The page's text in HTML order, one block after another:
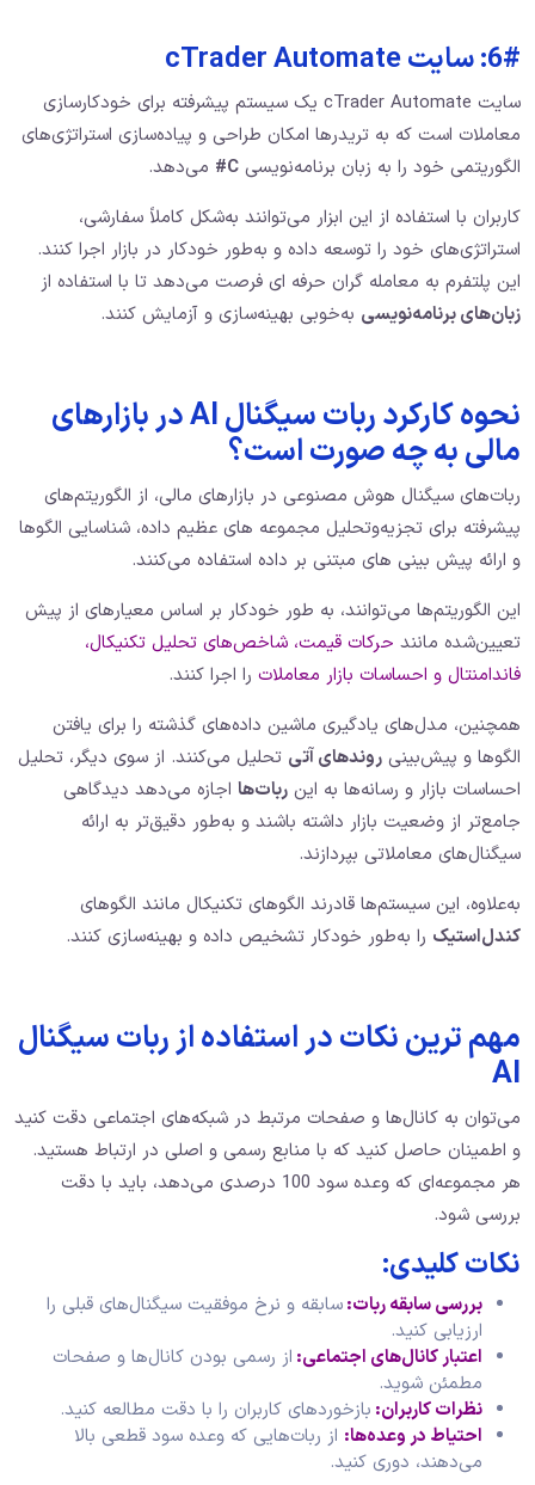
6#: سایت cTrader Automate
سایت cTrader Automate یک سیستم پیشرفته برای خودکارسازی
معاملات است که به تریدرها امکان طراحی و پیاده‌سازی استراتژی‌های
الگوریتمی خود را به زبان برنامه‌نویسی C#
می‌دهد.
کاربران با استفاده از این ابزار می‌توانند به‌شکل کاملاً سفارشی،
استراتژی‌های خود را توسعه داده و به‌طور خودکار در بازار اجرا کنند.
این پلتفرم به معامله‌ گران حرفه‌ ای فرصت می‌دهد تا با استفاده از
زبان‌های برنامه‌نویسی به‌خوبی بهینه‌سازی و آزمایش کنند.
نحوه کارکرد ربات سیگنال AI در بازارهای
مالی به چه صورت است؟
ربات‌های سیگنال هوش مصنوعی در بازارهای مالی، از الگوریتم‌های
پیشرفته برای تجزیه‌وتحلیل مجموعه‌ های عظیم داده، شناسایی الگوها
و ارائه پیش‌ بینی‌ های مبتنی بر داده استفاده می‌کنند.
این الگوریتم‌ها می‌توانند، به‌ طور خودکار بر اساس معیارهای از پیش
تعیین‌شده مانند حرکات قیمت، شاخص‌های تحلیل تکنیکال،
فاندامنتال و احساسات بازار معاملات را اجرا کنند.
همچنین، مدل‌های یادگیری ماشین داده‌های گذشته را برای یافتن
الگوها و پیش‌بینی روندهای آتی تحلیل می‌کنند. از سوی دیگر، تحلیل
احساسات بازار و رسانه‌ها به این ربات‌ها اجازه می‌دهد دیدگاهی
جامع‌تر از وضعیت بازار داشته باشند و به‌طور دقیق‌تر به ارائه
سیگنال‌های معاملاتی بپردازند.
به‌علاوه، این سیستم‌ها قادرند الگوهای تکنیکال مانند الگوهای
کندل‌استیک را به‌طور خودکار تشخیص داده و بهینه‌سازی کنند.
مهم ترین نکات در استفاده از ربات سیگنال
AI
می‌توان به کانال‌ها و صفحات مرتبط در شبکه‌های اجتماعی دقت کنید
و اطمینان حاصل کنید که با منابع رسمی و اصلی در ارتباط هستید.
هر مجموعه‌ای که وعده سود 100 درصدی می‌دهد، باید با دقت
بررسی شود.
نکات کلیدی:
بررسی سابقه ربات:سابقه و نرخ موفقیت سیگنال‌های قبلی را
ارزیابی کنید.
اعتبار کانال‌های اجتماعی: از رسمی بودن کانال‌ها و صفحات
مطمئن شوید.
نظرات کاربران: بازخوردهای کاربران را با دقت مطالعه کنید.
احتیاط در وعده‌ها: از ربات‌هایی که وعده سود قطعی بالا
می‌دهند، دوری کنید.